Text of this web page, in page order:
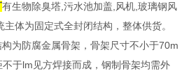
有生物除臭塔,污水池加盖,风机,玻璃钢风
体为固定式全封闭结构，整体供货。
为防腐金属骨架，骨架尺寸不小于70m
于lm见方焊接而成，钢制骨架均需外